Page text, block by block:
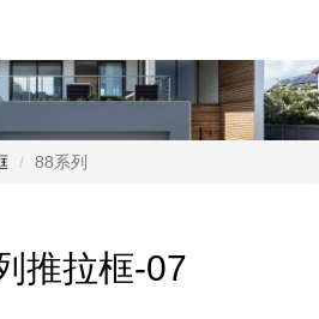
88系列
推拉框-07